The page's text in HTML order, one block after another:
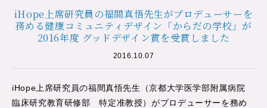
iHope上席研究員の福間真悟先生がプロデューサーを
務める健康コミュニティデザイン「からだの学校」が
2016年度 グッドデザイン賞を受賞しました
2016.10.07
iHope上席研究員の福間真悟先生（京都大学医学部附属病院
臨床研究教育研修部 特定准教授）がプロデューサーを務め